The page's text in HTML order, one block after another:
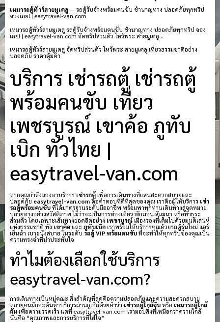
เหมารถตู้ทัวร์สายมูเตลู— รถตู้รับจ้างพร้อมคนขับ ชำนาญทาง ปลอดภัยทุกทริป
จองเลย! | easytravel-van.com
เหมารถตู้ทัวร์สายมูเตลู รถตู้รับจ้างพร้อมคนขับ ชำนาญทาง ปลอดภัยทุกทริป จอง
เลย! | easytravel-van.com จัดทริปส่วนตัว ไหว้พระ สายมูเตลู…
เหมารถตู้ทัวร์สายมูเตลู จัดทริปส่วนตัว ไหว้พระ สายมูเตลู เที่ยวธรรมชาติอย่าง
ปลอดภัย ราคาคุ้มค่า
บริการ เช่ารถตู้ เช่ารถตู้
พร้อมคนขับ เที่ยว
เพชรบูรณ์ เขาค้อ ภูทับ
เบิก ทั่วไทย |
easytravel-van.com
หากคุณกำลังมองหาบริการ เช่ารถตู้เพื่อการเดินทางที่แสนสะดวกสบายและ
ปลอดภัย easytravel-van.comคือคำตอบที่ดีที่สุดของคุณ เราคือผู้ให้บริการ เช่า
รถตู้พร้อมคนขับที่ได้มาตรฐานระดับมืออาชีพ พร้อมพาทุกท่านเดินทางสู่จุดหมาย
ปลายทางอย่างสวัสดิภาพ ไม่ว่าจะเป็นการท่องเที่ยว พักผ่อน สัมมนา หรือทำธุระ
ส่วนตัว โดยเฉพาะเส้นทางยอดฮิตอย่าง เพชรบูรณ์เมืองรองที่เต็มไปด้วยมนต์เสน่ห์
แห่งธรรมชาติ ทั้ง เขาค้อและ ภูทับเบิกเราพร้อมให้บริการคุณด้วยรถตู้รุ่นใหม่ แอร์
เย็นฉ่ำ เบาะนั่งสบาย ในระดับ รถตู้ VIP พร้อมคนขับที่จะทำให้ทุกทริปของคุณเป็น
ความทรงจำที่น่าประทับใจ
ทำไมต้องเลือกใช้บริการ
easytravel-van.com?
การเดินทางเป็นหมู่คณะ สิ่งสำคัญที่สุดคือความปลอดภัยและความสะดวกสบาย
หลายคนมักจะค้นหาบริการผ่านกูเกิลด้วยคำว่า เช่ารถตู้ใกล้ฉันหรือ เหมารถตู้ใกล้
ฉันเพื่อความรวดเร็ว แต่ที่ easytravel-van.com เรามอบสิ่งที่เหนือกว่าความใกล้
นั่นคือ “คุณภาพและการบริการที่ใส่ใจ”